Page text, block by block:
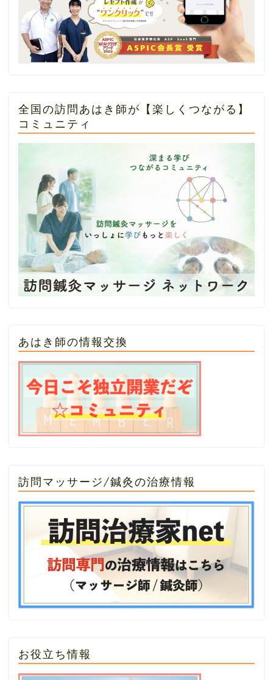
全国の訪問あはき師が【楽しくつながる】
コミュニティ
あはき師の情報交換
訪問マッサージ/鍼灸の治療情報
お役立ち情報